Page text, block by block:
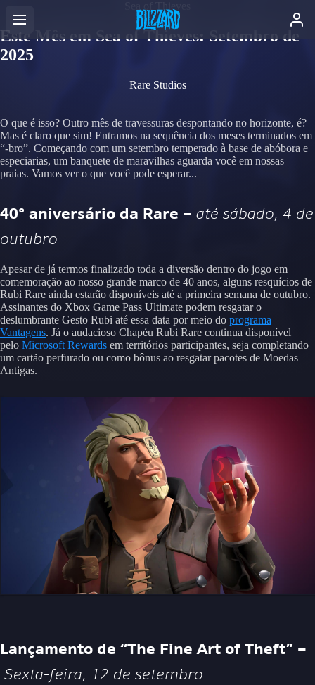
Este Mês em Sea of Thieves: Setembro de
2025
Rare Studios
O que é isso? Outro mês de travessuras despontando no horizonte, é?
Mas é claro que sim! Entramos na sequência dos meses terminados em
“-bro”. Começando com um setembro temperado à base de abóbora e
especiarias, um banquete de maravilhas aguarda você em nossas
praias. Vamos ver o que você pode esperar...
40º aniversário da Rare – até sábado, 4 de
outubro
Apesar de já termos finalizado toda a diversão dentro do jogo em
comemoração ao nosso grande marco de 40 anos, alguns resquícios de
Rubi Rare ainda estarão disponíveis até a primeira semana de outubro.
Assinantes do Xbox Game Pass Ultimate podem resgatar o
deslumbrante Gesto Rubi até essa data por meio do programa
Vantagens. Já o audacioso Chapéu Rubi Rare continua disponível
pelo Microsoft Rewards em territórios participantes, seja completando
um cartão perfurado ou como bônus ao resgatar pacotes de Moedas
Antigas.
Lançamento de “The Fine Art of Theft” –
Sexta-feira, 12 de setembro